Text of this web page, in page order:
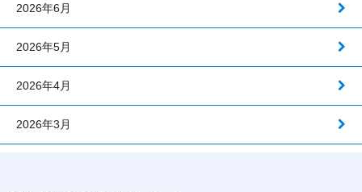
2026年6月
2026年5月
2026年4月
2026年3月